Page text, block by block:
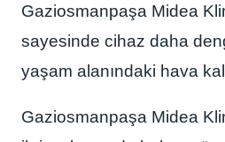
Gaziosmanpaşa Midea
sayesinde cihaz daha
yaşam alanındaki hava
Gaziosmanpaşa Midea